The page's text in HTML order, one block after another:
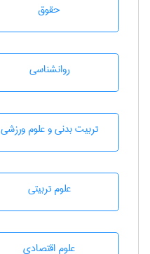
حقوق
روانشناسی
تربيت بدنی و علوم ورزشی
علوم تربيتی
علوم اقتصادی